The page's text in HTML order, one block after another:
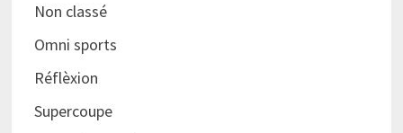
Non classé
Omni sports
Réflèxion
Supercoupe